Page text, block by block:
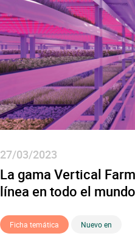
27/03/2023
La gama Vertical
línea en todo el mundo
Ficha temática Nuevo en